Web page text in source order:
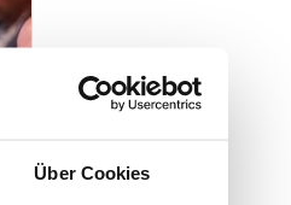
Über Cookies